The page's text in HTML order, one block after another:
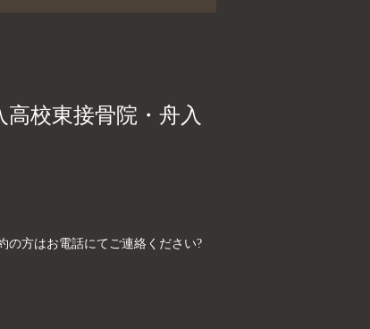
校東接骨院・舟入
の方はお電話にてご連絡ください?